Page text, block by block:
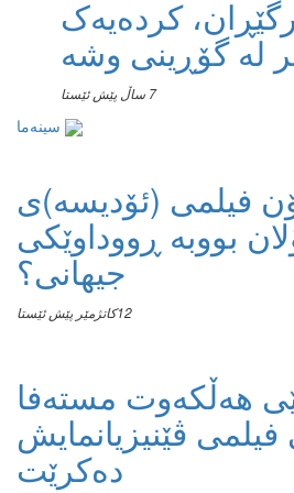
کردەیەک
لە گۆڕینی وشە
7 ساڵ پێش ئێستا
فیلمی (ئۆدیسە)ی
بووبە ڕووداوێکی
جیهانی؟
12كاتژمێر پێش ئێستا
هەڵکەوت مستەفا
فیلمی ڤێنیزیانمایش
دەکرێت